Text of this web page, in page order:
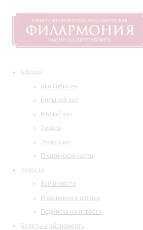
Афиша
Все события
Большой зал
Малый зал
Лекции
Экскурсии
Пушкинская карта
Новости
Все новости
Изменения в афише
Подписка на новости
Билеты и абонементы